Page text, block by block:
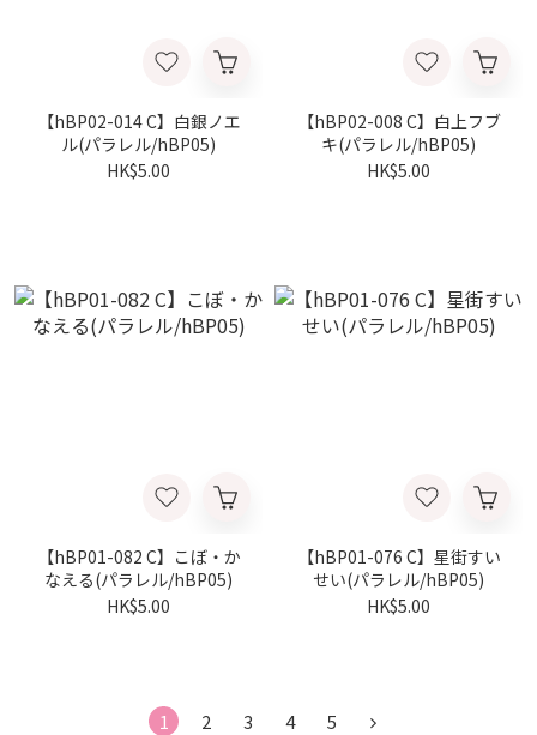
【hBP02-014 C】白銀ノエ
ル(パラレル/hBP05)
HK$5.00
【hBP02-008 C】白上フブ
キ(パラレル/hBP05)
HK$5.00
【hBP01-082 C】こぼ・か
なえる(パラレル/hBP05)
HK$5.00
【hBP01-076 C】星街すい
せい(パラレル/hBP05)
HK$5.00
1 2 3 4 5